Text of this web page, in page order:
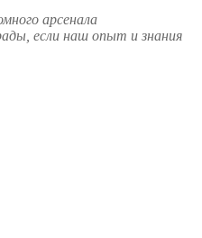
арсенала
если наш опыт и знания